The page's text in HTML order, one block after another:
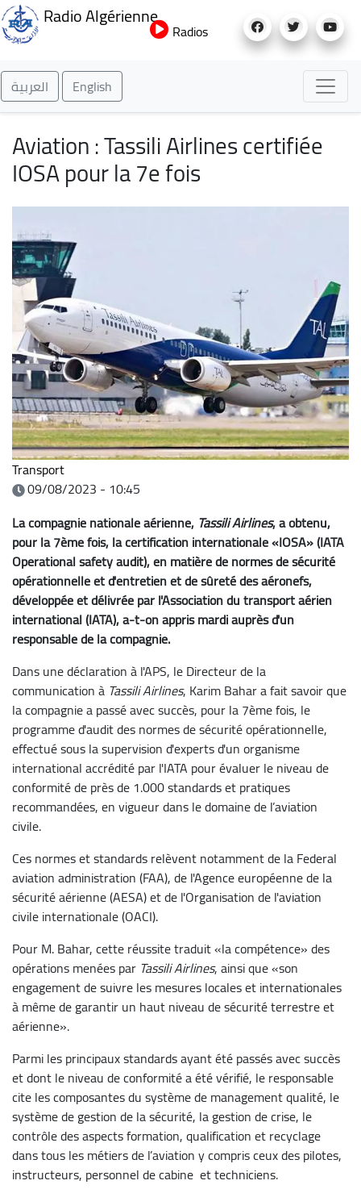
au
Radio Algérienne
Radios
العربية English
Aviation : Tassili Airlines certifiée
IOSA pour la 7e fois
Transport
09/08/2023 - 10:45
La compagnie nationale aérienne, Tassili Airlines, a obtenu,
pour la 7ème fois, la certification internationale «IOSA» (IATA
Operational safety audit), en matière de normes de sécurité
opérationnelle et d'entretien et de sûreté des aéronefs,
développée et délivrée par l'Association du transport aérien
international (IATA), a-t-on appris mardi auprès d'un
responsable de la compagnie.
Dans une déclaration à l'APS, le Directeur de la
communication à Tassili Airlines, Karim Bahar a fait savoir que
la compagnie a passé avec succès, pour la 7ème fois, le
programme d'audit des normes de sécurité opérationnelle,
effectué sous la supervision d'experts d'un organisme
international accrédité par l'IATA pour évaluer le niveau de
conformité de près de 1.000 standards et pratiques
recommandées, en vigueur dans le domaine de l’aviation
civile.
Ces normes et standards relèvent notamment de la Federal
aviation administration (FAA), de l'Agence européenne de la
sécurité aérienne (AESA) et de l'Organisation de l'aviation
civile internationale (OACI).
Pour M. Bahar, cette réussite traduit «la compétence» des
opérations menées par Tassili Airlines, ainsi que «son
engagement de suivre les mesures locales et internationales
à même de garantir un haut niveau de sécurité terrestre et
aérienne».
Parmi les principaux standards ayant été passés avec succès
et dont le niveau de conformité a été vérifié, le responsable
cite les composantes du système de management qualité, le
système de gestion de la sécurité, la gestion de crise, le
contrôle des aspects formation, qualification et recyclage
dans tous les métiers de l’aviation y compris ceux des pilotes,
instructeurs, personnel de cabine et techniciens.